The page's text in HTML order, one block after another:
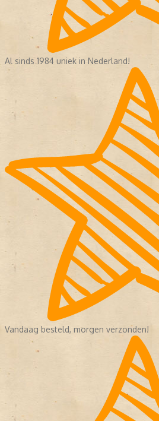
Al sinds 1984 uniek in Nederland!
Vandaag besteld, morgen verzonden!